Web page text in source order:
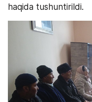
haqida tushuntirildi.